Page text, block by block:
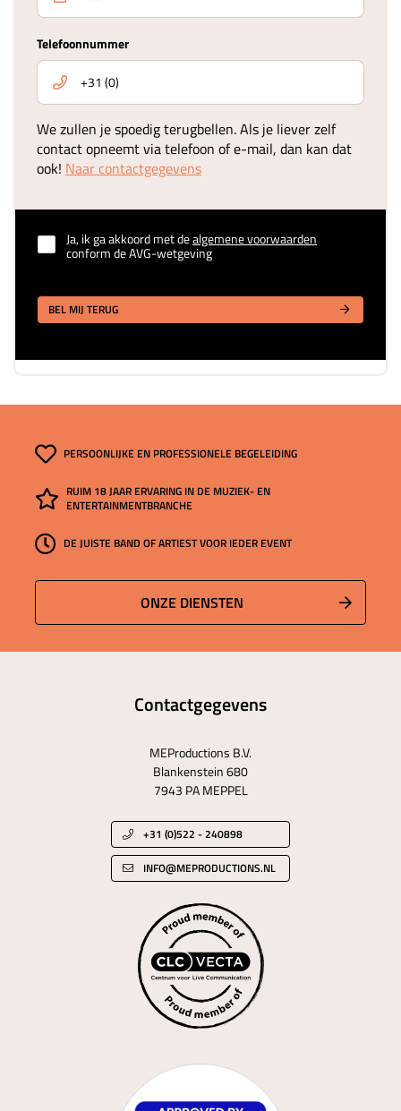
Telefoonnummer
We zullen je spoedig terugbellen. Als je liever zelf
contact opneemt via telefoon of e-mail, dan kan dat
ook! Naar contactgegevens
Ja, ik ga akkoord met dealgemene voorwaarden
conform de AVG-wetgeving
BEL MIJ TERUG
PERSOONLIJKE EN PROFESSIONELE BEGELEIDING
RUIM 18 JAAR ERVARING IN DE MUZIEK- EN
ENTERTAINMENTBRANCHE
DE JUISTE BAND OF ARTIEST VOOR IEDER EVENT
ONZE DIENSTEN
Contactgegevens
MEProductions B.V.
Blankenstein 680
7943 PA MEPPEL
+31 (0)522 - 240898
INFO@MEPRODUCTIONS.NL